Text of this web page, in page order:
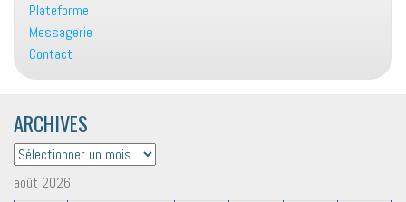
Plateforme
Messagerie
Contact
ARCHIVES
ARCHIVES
août 2026